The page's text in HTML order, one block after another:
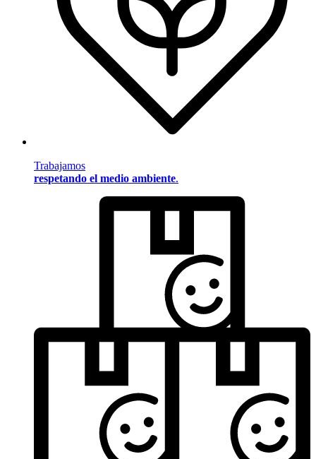
Trabajamos
respetando el medio ambiente.